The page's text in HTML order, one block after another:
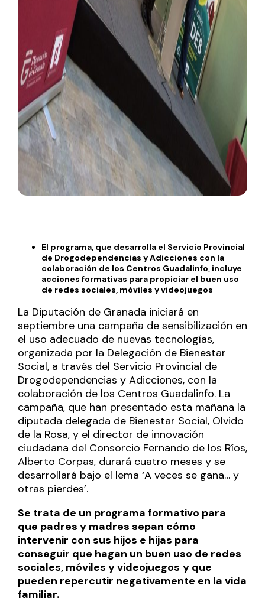
El programa, que desarrolla el Servicio Provincial
de Drogodependencias y Adicciones con la
colaboración de los Centros Guadalinfo, incluye
acciones formativas para propiciar el buen uso
de redes sociales, móviles y videojuegos
La Diputación de Granada iniciará en
septiembre una campaña de sensibilización en
el uso adecuado de nuevas tecnologías,
organizada por la Delegación de Bienestar
Social, a través del Servicio Provincial de
Drogodependencias y Adicciones, con la
colaboración de los Centros Guadalinfo. La
campaña, que han presentado esta mañana la
diputada delegada de Bienestar Social, Olvido
de la Rosa, y el director de innovación
ciudadana del Consorcio Fernando de los Ríos,
Alberto Corpas, durará cuatro meses y se
desarrollará bajo el lema ‘A veces se gana… y
otras pierdes’.
Se trata de un programa formativo para
que padres y madres sepan cómo
intervenir con sus hijos e hijas para
conseguir que hagan un buen uso de redes
sociales, móviles y videojuegos y que
pueden repercutir negativamente en la vida
familiar.